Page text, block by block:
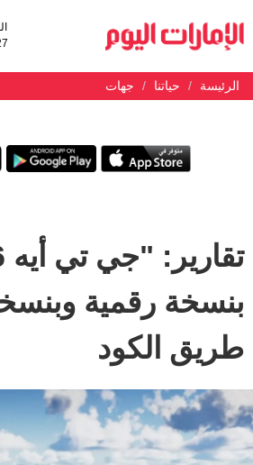
الرئيسة حياتنا جهات
بنسخة رقمية
طريق الكود